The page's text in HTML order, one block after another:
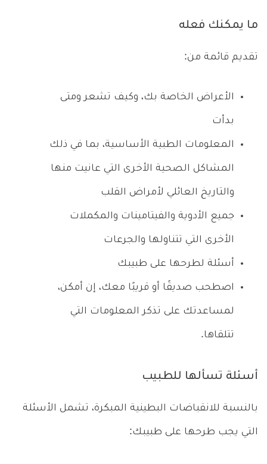
ما يمكنك فعله
تقديم قائمة من:
الأعراض الخاصة بك، وكيف تشعر ومتى
بدأت
المعلومات الطبية الأساسية، بما في ذلك
المشاكل الصحية الأخرى التي عانيت منها
والتاريخ العائلي لأمراض القلب
جميع الأدوية والفيتامينات والمكملات
الأخرى التي تتناولها والجرعات
أسئلة لطرحها على طبيبك
اصطحب صديقًا أو قريبًا معك، إن أمكن،
لمساعدتك على تذكر المعلومات التي
تتلقاها.
أسئلة تسألها للطبيب
بالنسبة للانقباضات البطينية المبكرة، تشمل الأسئلة
التي يجب طرحها على طبيبك: